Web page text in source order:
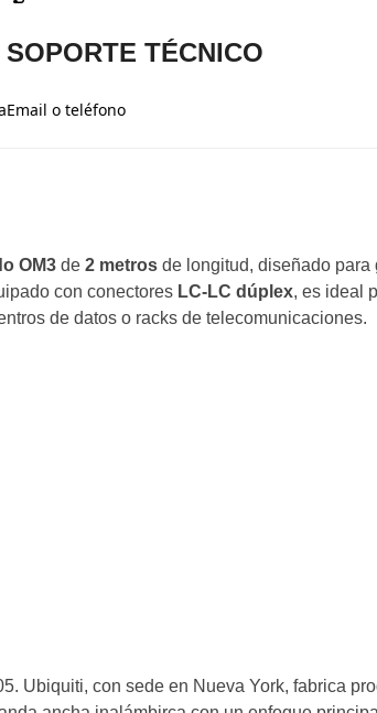
SOPORTE TÉCNICO
Email o teléfono
OM3de 2 metrosde longitud, diseñado para
con conectores LC-LC dúplex, es ideal
de datos o racks de telecomunicaciones.
Ubiquiti, con sede en Nueva York, fabrica